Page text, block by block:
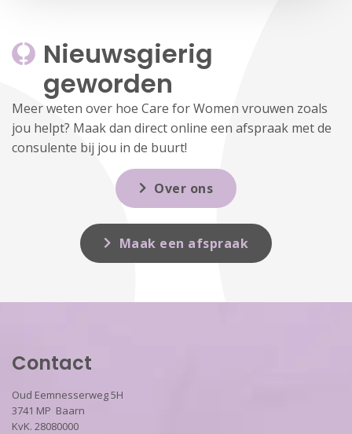
Nieuwsgierig
geworden
Meer weten over hoe Care for Women vrouwen zoals
jou helpt? Maak dan direct online een afspraak met de
consulente bij jou in de buurt!
Over ons
Maak een afspraak
Contact
Oud Eemnesserweg 5H
3741 MP Baarn
KvK. 28080000